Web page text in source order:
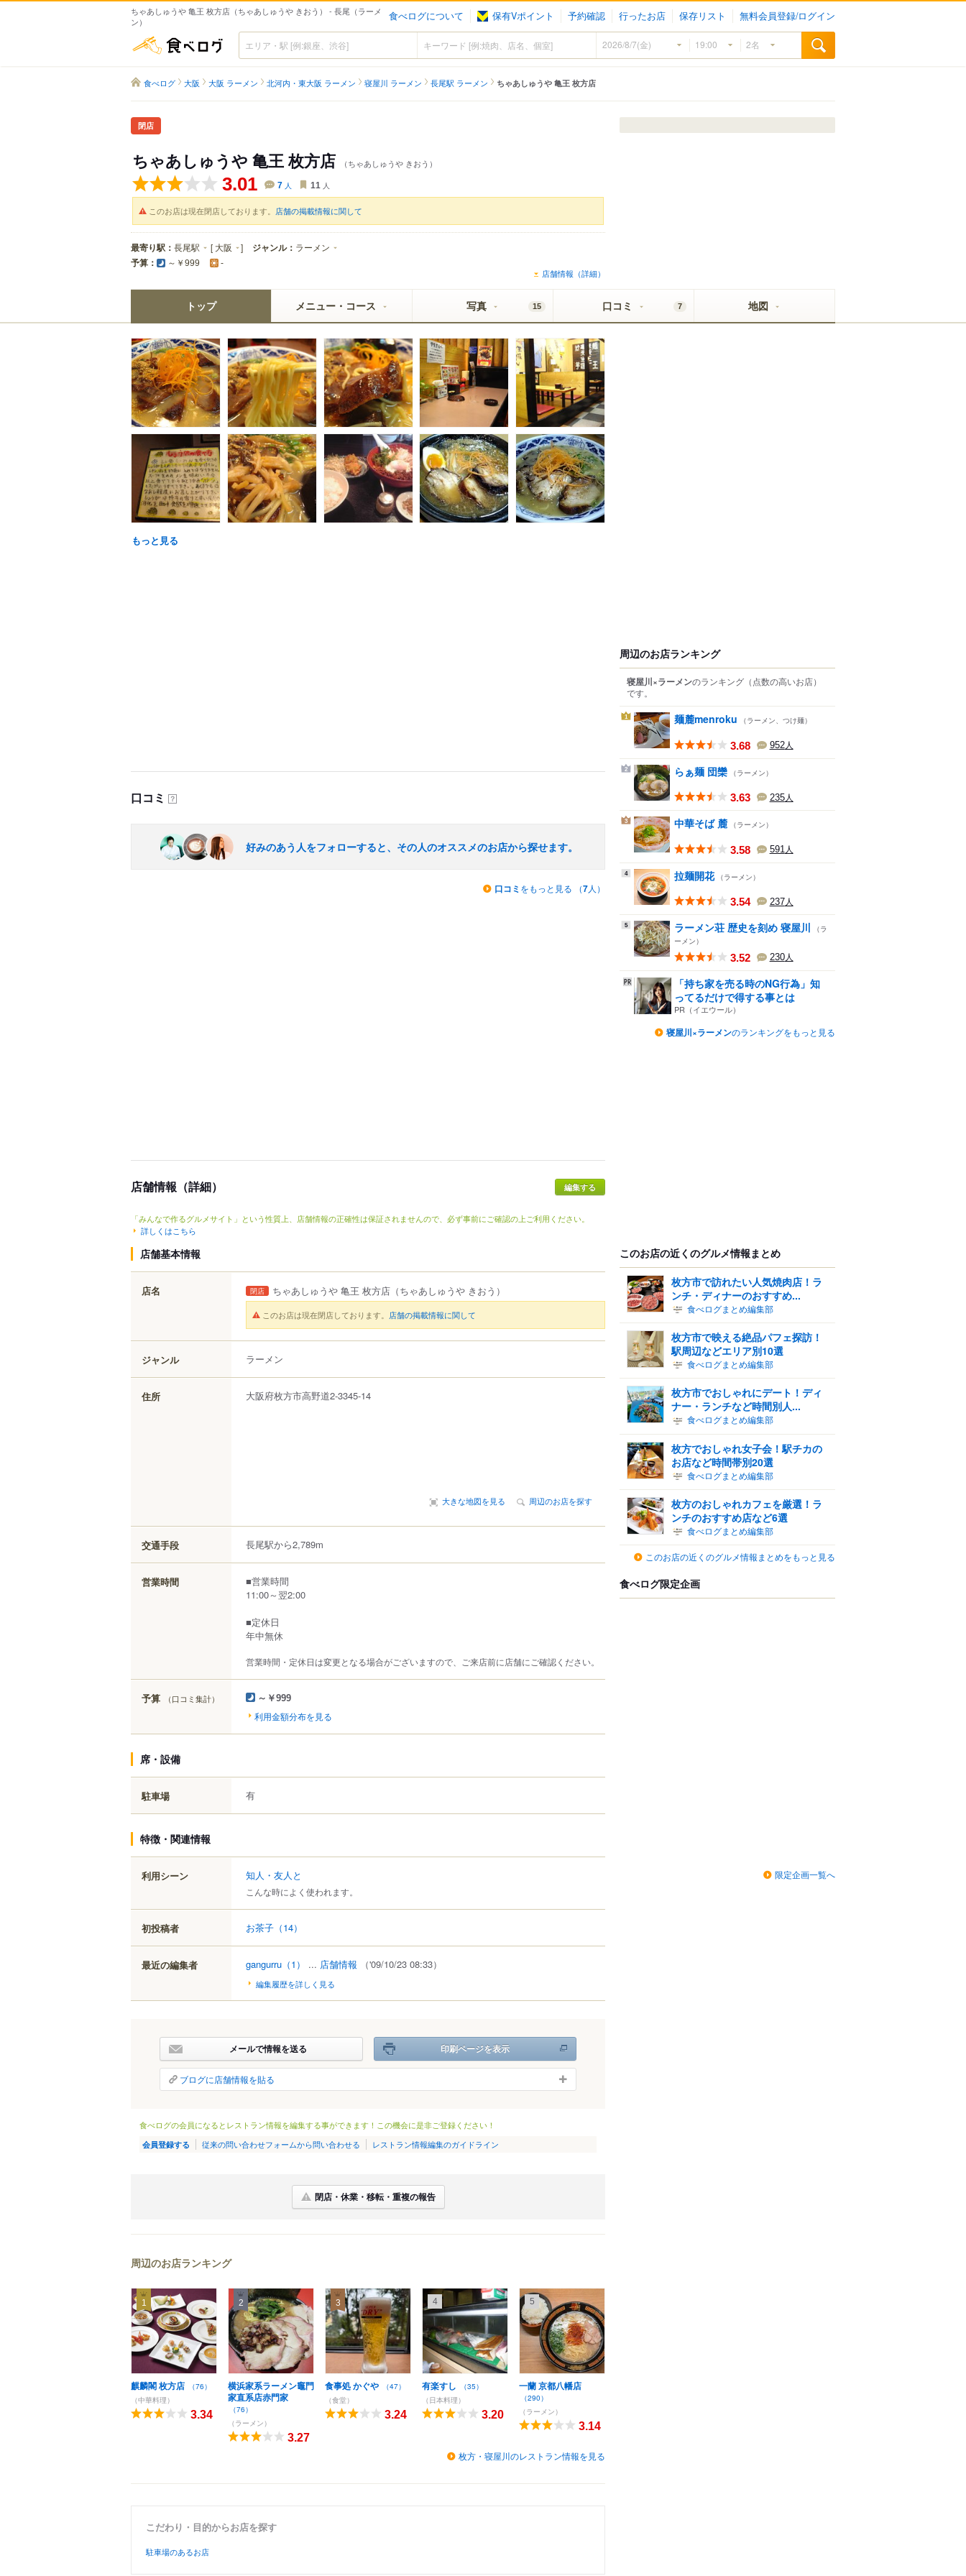
ちゃあしゅうや 亀王 枚方店（ちゃあしゅうや きおう） - 長尾（ラーメ
ン）
食べログについて 保有Vポイント 予約確認 行ったお店 保存リスト 無料会員登録/ログイン
食べログ
食べログ 大阪 大阪 ラーメン 北河内・東大阪 ラーメン 寝屋川 ラーメン 長尾駅 ラーメン ちゃあしゅうや 亀王 枚方店
閉店
ちゃあしゅうや 亀王 枚方店 （ちゃあしゅうや きおう）
3.01 7 人 11 人
このお店は現在閉店しております。 店舗の掲載情報に関して
最寄り駅： 長尾駅 [ 大阪 ] ジャンル： ラーメン
予算： ～￥999 -
店舗情報（詳細）
トップ メニュー・コース 写真 15 口コミ 7 地図
もっと見る
口コミ ？
好みのあう人をフォローすると、その人のオススメのお店から探せます。
口コミ をもっと見る （7人）
店舗情報（詳細） 編集する
「みんなで作るグルメサイト」という性質上、店舗情報の正確性は保証されませんので、必ず事前にご確認の上ご利用ください。
詳しくはこちら
店舗基本情報
店名 閉店 ちゃあしゅうや 亀王 枚方店 （ちゃあしゅうや きおう）
このお店は現在閉店しております。 店舗の掲載情報に関して
ジャンル ラーメン
住所 大阪府枚方市高野道2-3345-14
大きな地図を見る 周辺のお店を探す
交通手段 長尾駅から2,789m
営業時間
■営業時間
11:00～翌2:00
■定休日
年中無休
営業時間・定休日は変更となる場合がございますので、ご来店前に店舗にご確認ください。
予算 （口コミ集計） ～￥999
利用金額分布を見る
席・設備
駐車場 有
特徴・関連情報
利用シーン 知人・友人と
こんな時によく使われます。
初投稿者 お茶子 （14）
最近の編集者 gangurru （1） ... 店舗情報 （'09/10/23 08:33）
編集履歴を詳しく見る
メールで情報を送る 印刷ページを表示
ブログに店舗情報を貼る
食べログの会員になるとレストラン情報を編集する事ができます！この機会に是非ご登録ください！
会員登録する 従来の問い合わせフォームから問い合わせる レストラン情報編集のガイドライン
閉店・休業・移転・重複の報告
周辺のお店ランキング
1
麒麟閣 枚方店
（76）
（中華料理）
3.34
2
横浜家系ラーメン竈門
家直系店赤門家
（76）
（ラーメン）
3.27
3
食事処 かぐや
（47）
（食堂）
3.24
4
有楽すし
（35）
（日本料理）
3.20
5
一蘭 京都八幡店
（290）
（ラーメン）
3.14
枚方・寝屋川のレストラン情報を見る
こだわり・目的からお店を探す
駐車場のあるお店
周辺のお店ランキング
寝屋川×ラーメンのランキング （点数の高いお店）
です。
1 麺麓menroku （ラーメン、つけ麺）
3.68 952人
2 らぁ麺 団欒 （ラーメン）
3.63 235人
3 中華そば 麓 （ラーメン）
3.58 591人
4 拉麺開花 （ラーメン）
3.54 237人
5 ラーメン荘 歴史を刻め 寝屋川
（ラ
ーメン）
3.52 230人
「持ち家を売る時のNG行為」知
ってるだけで得する事とは
PR（イエウール）
寝屋川×ラーメンのランキングをもっと見る
このお店の近くのグルメ情報まとめ
枚方市で訪れたい人気焼肉店！ラ
ンチ・ディナーのおすすめ...
食べログまとめ編集部
枚方市で映える絶品パフェ探訪！
駅周辺などエリア別10選
食べログまとめ編集部
枚方市でおしゃれにデート！ディ
ナー・ランチなど時間別人...
食べログまとめ編集部
枚方でおしゃれ女子会！駅チカの
お店など時間帯別20選
食べログまとめ編集部
枚方のおしゃれカフェを厳選！ラ
ンチのおすすめ店など6選
食べログまとめ編集部
このお店の近くのグルメ情報まとめをもっと見る
食べログ限定企画
限定企画一覧へ